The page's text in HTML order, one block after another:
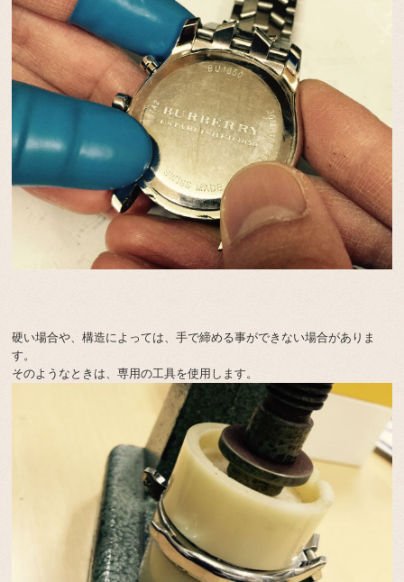
硬い場合や、構造によっては、手で締める事ができない場合がありま
す。
そのようなときは、専用の工具を使用します。